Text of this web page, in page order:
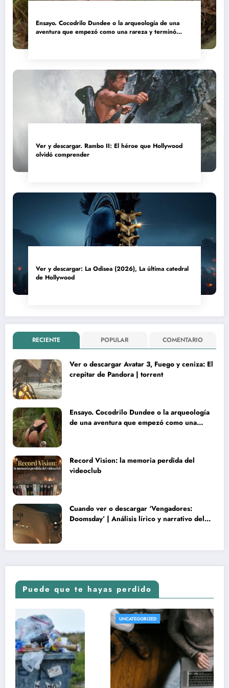
Ensayo. Cocodrilo Dundee o la arqueología de una
aventura que empezó como una rareza y terminó
Ver y descargar. Rambo II: El héroe que Hollywood
olvidó comprender
Ver y descargar: La Odisea (2026), La última catedral
de Hollywood
RECIENTE POPULAR COMENTARIO
Ver o descargar Avatar 3, Fuego y ceniza: El
crepitar de Pandora | torrent
Ensayo. Cocodrilo Dundee o la arqueología
de una aventura que empezó como una
Record Vision: la memoria perdida del
videoclub
Cuando ver o descargar ‘Vengadores:
Doomsday’ | Análisis lírico y narrativo del
Puede que te hayas perdido
UNCATEGORIZED